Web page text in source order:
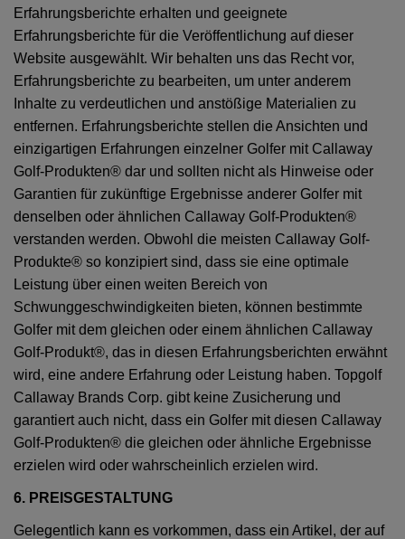
Erfahrungsberichte erhalten und geeignete
Erfahrungsberichte für die Veröffentlichung auf dieser
Website ausgewählt. Wir behalten uns das Recht vor,
Erfahrungsberichte zu bearbeiten, um unter anderem
Inhalte zu verdeutlichen und anstößige Materialien zu
entfernen. Erfahrungsberichte stellen die Ansichten und
einzigartigen Erfahrungen einzelner Golfer mit Callaway
Golf-Produkten® dar und sollten nicht als Hinweise oder
Garantien für zukünftige Ergebnisse anderer Golfer mit
denselben oder ähnlichen Callaway Golf-Produkten®
verstanden werden. Obwohl die meisten Callaway Golf-
Produkte® so konzipiert sind, dass sie eine optimale
Leistung über einen weiten Bereich von
Schwunggeschwindigkeiten bieten, können bestimmte
Golfer mit dem gleichen oder einem ähnlichen Callaway
Golf-Produkt®, das in diesen Erfahrungsberichten erwähnt
wird, eine andere Erfahrung oder Leistung haben. Topgolf
Callaway Brands Corp. gibt keine Zusicherung und
garantiert auch nicht, dass ein Golfer mit diesen Callaway
Golf-Produkten® die gleichen oder ähnliche Ergebnisse
erzielen wird oder wahrscheinlich erzielen wird.
6. PREISGESTALTUNG
Gelegentlich kann es vorkommen, dass ein Artikel, der auf